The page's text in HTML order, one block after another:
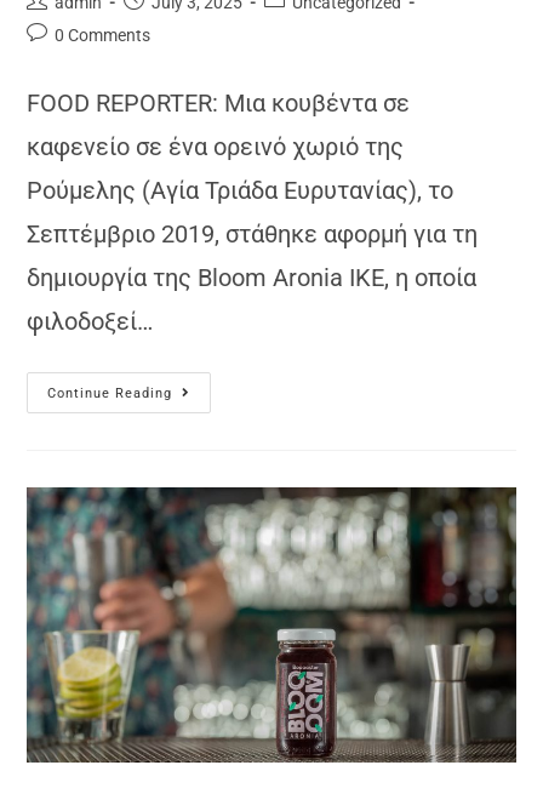
0 Comments
FOOD REPORTER: Μια κουβέντα σε
καφενείο σε ένα ορεινό χωριό της
Ρούμελης (Αγία Τριάδα Ευρυτανίας), το
Σεπτέμβριο 2019, στάθηκε αφορμή για τη
δημιουργία της Βloom Aronia ΙΚΕ, η οποία
φιλοδοξεί…
Continue Reading